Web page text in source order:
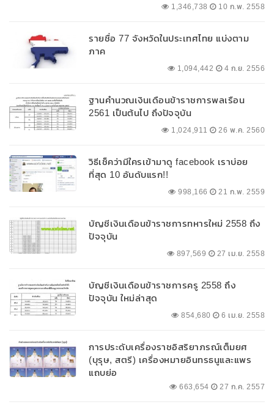
1,346,738 10 ก.พ. 2558
รายชื่อ 77 จังหวัดในประเทศไทย แบ่งตาม
ภาค
1,094,442 4 ก.ย. 2556
ฐานคำนวณเงินเดือนข้าราชการพลเรือน
2561 เป็นต้นไป ถึงปัจจุบัน
1,024,911 26 พ.ค. 2560
วิธีเช็คว่ามีใครเข้ามาดู facebook เราบ่อย
ที่สุด 10 อันดับแรก!!
998,166 21 ก.พ. 2559
บัญชีเงินเดือนข้าราชการทหารใหม่ 2558 ถึง
ปัจจุบัน
897,569 27 เม.ย. 2558
บัญชีเงินเดือนข้าราชการครู 2558 ถึง
ปัจจุบัน ใหม่ล่าสุด
854,680 6 เม.ย. 2558
การประดับเครื่องราชอิสริยาภรณ์เต็มยศ
(บุรุษ, สตรี) เครื่องหมายอินทรธนูและแพร
แถบย่อ
663,654 27 ก.ค. 2557